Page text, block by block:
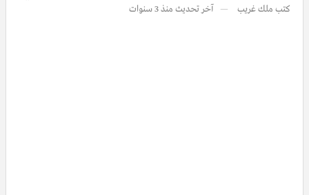
كتب ملك غريب آخر تحديث منذ 3 سنوات